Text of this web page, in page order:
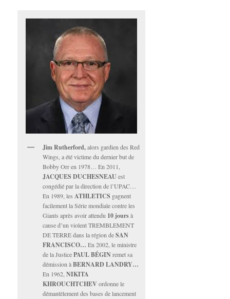
Jim Rutherford,alors gardien des Red
Wings, a été victime du dernier but de
Bobby Orr en 1978… En 2011,
JACQUES DUCHESNEAU est
congédié par la direction de l’UPAC…
En 1989, les ATHLETICS gagnent
facilement la Série mondiale contre les
Giants après avoir attendu 10 joursà
cause d’un violent TREMBLEMENT
DE TERRE dans la région deSAN
FRANCISCO… En 2002, le ministre
de la JusticePAUL BÉGIN remet sa
démission àBERNARD LANDRY…
En 1962,NIKITA
KHROUCHTCHEV ordonne le
démantèlement des bases de lancement